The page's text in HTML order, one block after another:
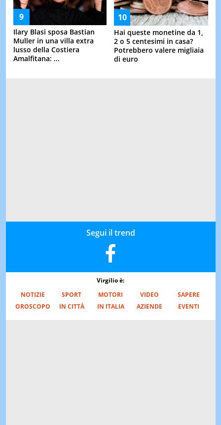
Ilary Blasi sposa Bastian
Muller in una villa extra
lusso della Costiera
Amalfitana: ...
Hai queste monetine da 1,
2 o 5 centesimi in casa?
Potrebbero valere migliaia
di euro
Segui il trend
Virgilio è:
NOTIZIE
SPORT MOTORI VIDEO
SAPERE
OROSCOPO
IN CITTÀ IN ITALIA AZIENDE EVENTI